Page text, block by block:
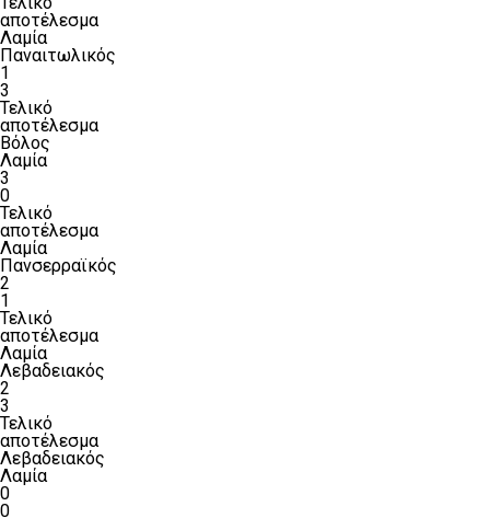
αποτέλεσμα
Λαμία
Παναιτωλικός
1
3
Τελικό
αποτέλεσμα
Βόλος
Λαμία
3
0
Τελικό
αποτέλεσμα
Λαμία
Πανσερραϊκός
2
1
Τελικό
αποτέλεσμα
Λαμία
Λεβαδειακός
2
3
Τελικό
αποτέλεσμα
Λεβαδειακός
Λαμία
0
0